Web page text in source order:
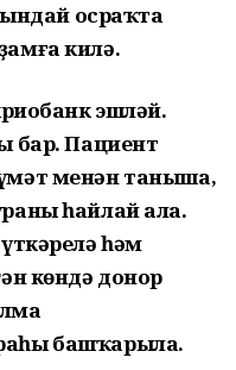
осраҡта
килә.
эшләй.
бар. Пациент
менән таныша,
һайлай ала.
һәм
көндә донор
башҡарыла.